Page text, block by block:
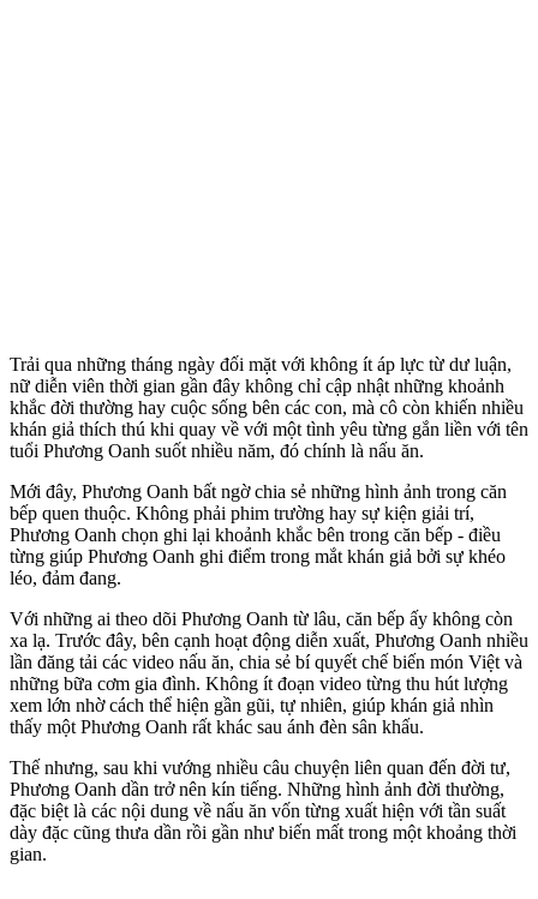
Trải qua những tháng ngày đối mặt với không ít áp lực từ dư luận,
nữ diễn viên thời gian gần đây không chỉ cập nhật những khoảnh
khắc đời thường hay cuộc sống bên các con, mà cô còn khiến nhiều
khán giả thích thú khi quay về với một tình yêu từng gắn liền với tên
tuổi Phương Oanh suốt nhiều năm, đó chính là nấu ăn.
Mới đây, Phương Oanh bất ngờ chia sẻ những hình ảnh trong căn
bếp quen thuộc. Không phải phim trường hay sự kiện giải trí,
Phương Oanh chọn ghi lại khoảnh khắc bên trong căn bếp - điều
từng giúp Phương Oanh ghi điểm trong mắt khán giả bởi sự khéo
léo, đảm đang.
Với những ai theo dõi Phương Oanh từ lâu, căn bếp ấy không còn
xa lạ. Trước đây, bên cạnh hoạt động diễn xuất, Phương Oanh nhiều
lần đăng tải các video nấu ăn, chia sẻ bí quyết chế biến món Việt và
những bữa cơm gia đình. Không ít đoạn video từng thu hút lượng
xem lớn nhờ cách thể hiện gần gũi, tự nhiên, giúp khán giả nhìn
thấy một Phương Oanh rất khác sau ánh đèn sân khấu.
Thế nhưng, sau khi vướng nhiều câu chuyện liên quan đến đời tư,
Phương Oanh dần trở nên kín tiếng. Những hình ảnh đời thường,
đặc biệt là các nội dung về nấu ăn vốn từng xuất hiện với tần suất
dày đặc cũng thưa dần rồi gần như biến mất trong một khoảng thời
gian.